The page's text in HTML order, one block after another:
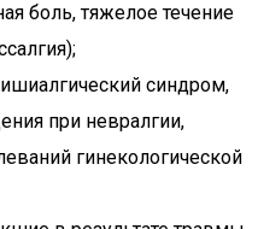
боль, тяжелое течение
синдром,
при невралгии,
гинекологической